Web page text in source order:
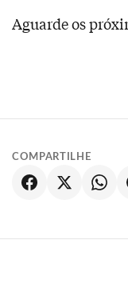
Aguarde os
COMPARTILHE